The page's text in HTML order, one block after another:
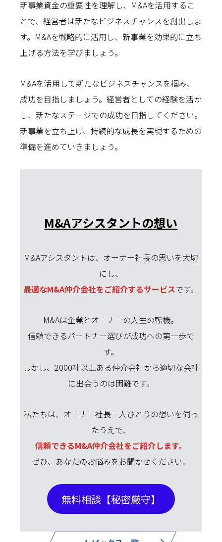
新事業資金の重要性を理解し、M&Aを活用するこ
とで、経営者は新たなビジネスチャンスを創出しま
す。M&Aを戦略的に活用し、新事業を効果的に立ち
上げる方法を学びましょう。
M&Aを活用して新たなビジネスチャンスを掴み、
成功を目指しましょう。経営者としての経験を活か
し、新たなステージでの成功を目指してください。
新事業を立ち上げ、持続的な成長を実現するための
準備を進めていきましょう。
M&Aアシスタントの想い
M&Aアシスタントは、オーナー社長の思いを大切
にし、
最適なM&A仲介会社をご紹介するサービスです。
M&Aは企業とオーナーの人生の転機。
信頼できるパートナー選びが成功への第一歩で
す。
しかし、2000社以上ある仲介会社から適切な会社
に出会うのは困難です。
私たちは、オーナー社長一人ひとりの想いを伺っ
たうえで、
信頼できるM&A仲介会社をご紹介します。
ぜひ、あなたのお悩みをお聞かせください。
無料相談【秘密厳守】